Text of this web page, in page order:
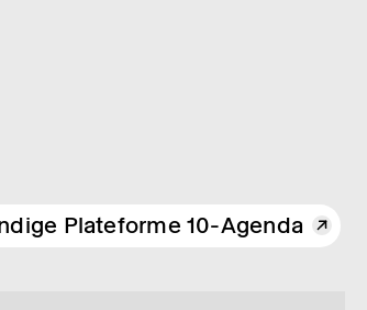
Plateforme 10-Agenda